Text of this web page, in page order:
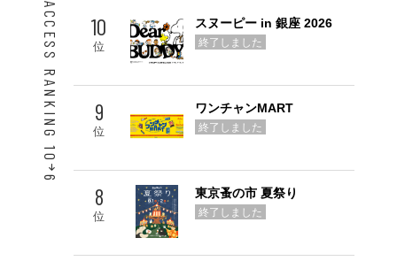
ACCESS RANKING 10
6
10
位
スヌーピー in 銀座 2026
終了しました
9
位
ワンチャンMART
終了しました
8
位
東京蚤の市 夏祭り
終了しました